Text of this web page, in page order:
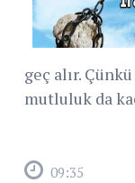
geç alır.
mutluluk da
09:35